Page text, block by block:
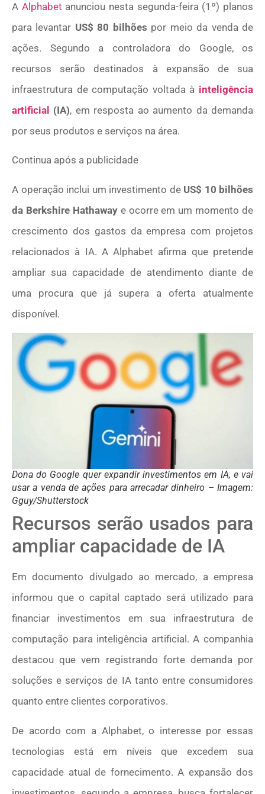
A Alphabet anunciou nesta segunda-feira (1º) planos
para levantar US$ 80 bilhões por meio da venda de
ações. Segundo a controladora do Google, os
recursos serão destinados à expansão de sua
infraestrutura de computação voltada à inteligência
artificial (IA), em resposta ao aumento da demanda
por seus produtos e serviços na área.
Continua após a publicidade
A operação inclui um investimento de US$ 10 bilhões
da Berkshire Hathawaye ocorre em um momento de
crescimento dos gastos da empresa com projetos
relacionados à IA. A Alphabet afirma que pretende
ampliar sua capacidade de atendimento diante de
uma procura que já supera a oferta atualmente
disponível.
Dona do Google quer expandir investimentos em IA, e vai
usar a venda de ações para arrecadar dinheiro – Imagem:
Gguy/Shutterstock
Recursos serão usados para
ampliar capacidade de IA
Em documento divulgado ao mercado, a empresa
informou que o capital captado será utilizado para
financiar investimentos em sua infraestrutura de
computação para inteligência artificial. A companhia
destacou que vem registrando forte demanda por
soluções e serviços de IA tanto entre consumidores
quanto entre clientes corporativos.
De acordo com a Alphabet, o interesse por essas
tecnologias está em níveis que excedem sua
capacidade atual de fornecimento. A expansão dos